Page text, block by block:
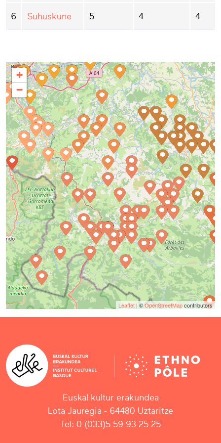
6 Suhuskune 5 4 4
+
−
Leaflet | ©OpenStreetMapcontributors
Euskal kultur erakundea
Lota Jauregia - 64480 Uztaritze
Tel: 0 (033)5 59 93 25 25